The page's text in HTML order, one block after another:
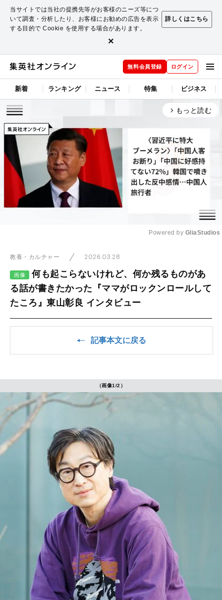
当サイトでは当社の提携先等がお客様のニーズ等につ
いて調査・分析したり、お客様にお勧めの広告を表示
する目的で Cookie を使用する場合があります。
詳しくはこちら
×
無料会員登録 ログイン
新着 ランキング ニュース 特集 ビジネス
arrow_forward_ios もっと読む
Powered by GliaStudios
教養・カルチャー 2026.03.28
画像
何も起こらないけれど、何か残るものがあ
る話が書きたかった『ママがロックンロールして
たころ』東山彰良 インタビュー
記事本文に戻る
（画像1/2）